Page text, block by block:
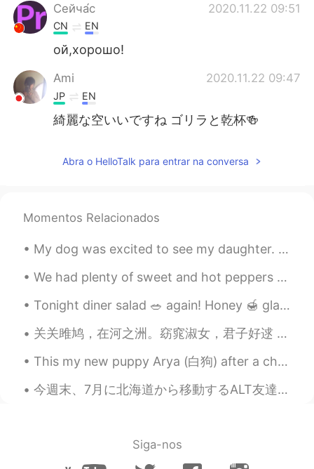
Сейча́с 2020.11.22 09:51
CN EN
ой,хорошо!
Ami 2020.11.22 09:47
JP EN
綺麗な空いいですね ゴリラと乾杯🍻
Abra o HelloTalk para entrar na conversa
Momentos Relacionados
My dog was excited to see my daughter. They haven’t seen each other in three months. When my ...
We had plenty of sweet and hot peppers from our garden to make pepper sauce. 🌶 Fresh lime juice ...
Tonight diner salad 🥗 again! Honey 🍯 glazed Salomon with tabbouleh, pineapple salsa, broccoli, to...
关关雎鸠，在河之洲。窈窕淑女，君子好逑 参差荇菜，左右流之。窈窕淑女，寤寐求之 求之不得，寤寐思服。悠哉悠哉，辗转反侧 参差荇菜，左右采之。窈窕淑女，琴瑟友之 参差荇菜，左右芼之。窈窕淑女，钟鼓...
This my new puppy Arya (白狗) after a character from Game of Thrones (权力的游戏). She’s super energetic...
今週末、7月に北海道から移動するALT友達を祝うために、道南のALTが集まって、函館の色々なレストランやカフェや居酒屋に行って、食べたり、飲んだり、話したりして、すごく楽しい時間を過ごした。函館...
Siga-nos